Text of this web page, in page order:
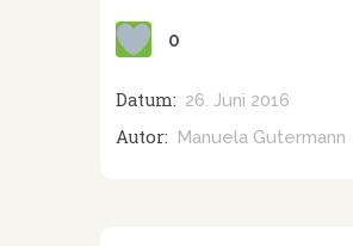
0
Datum: 26. Juni 2016
Autor: Manuela Gutermann